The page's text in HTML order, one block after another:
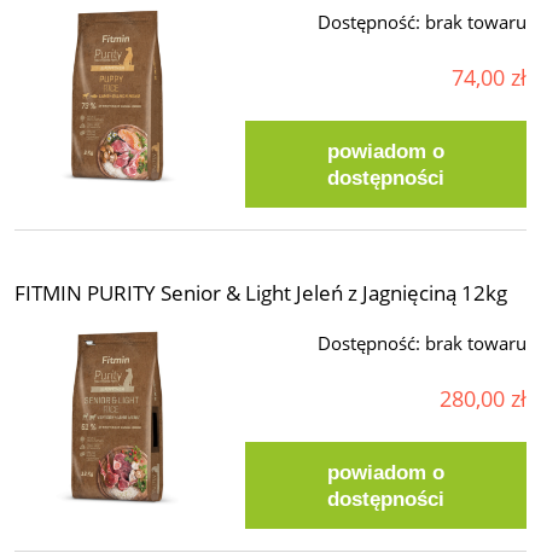
Dostępność: brak towaru
74,00 zł
powiadom o
dostępności
FITMIN PURITY Senior & Light Jeleń z Jagnięciną 12kg
Dostępność: brak towaru
280,00 zł
powiadom o
dostępności